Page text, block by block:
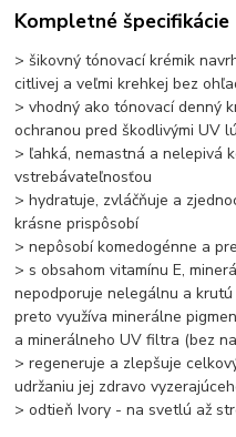
Kompletné špecifikácie
> šikovný tónovací krémik
citlivej a veľmi krehkej bez
> vhodný ako tónovací denný
ochranou pred škodlivými UV
> ľahká, nemastná a nelepivá
vstrebávateľnosťou
> hydratuje, zvláčňuje a
krásne prispôsobí
> nepôsobí komedogénne a
> s obsahom vitamínu E,
nepodporuje nelegálnu a
preto využíva minerálne
a minerálneho UV filtra (bez
> regeneruje a zlepšuje
udržaniu jej zdravo
> odtieň Ivory - na svetlú až